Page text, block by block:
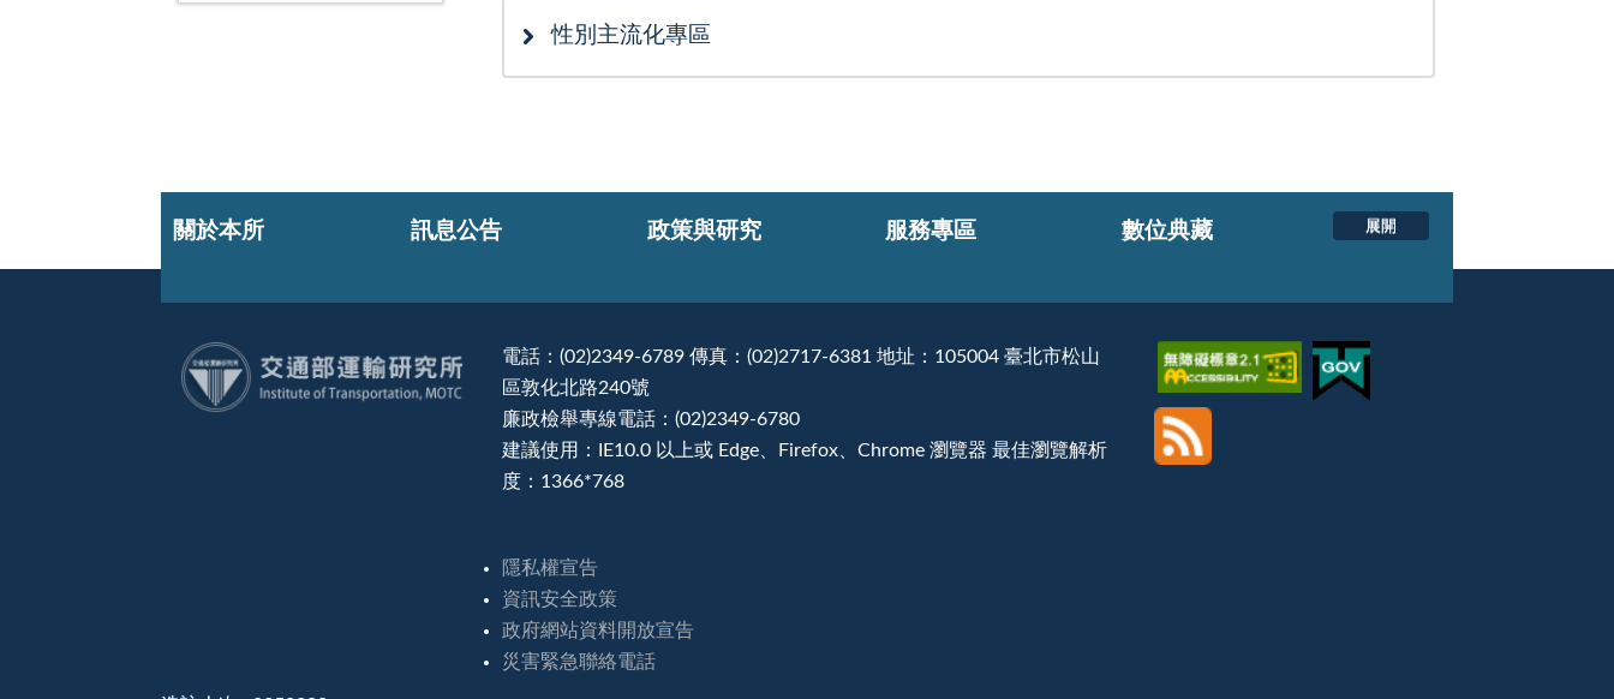
性別主流化專區
展開
關於本所 訊息公告 政策與研究 服務專區 數位典藏
電話：(02)2349-6789 傳真：(02)2717-6381 地址：105004 臺北市松山
區敦化北路240號
廉政檢舉專線電話：(02)2349-6780
建議使用：IE10.0 以上或 Edge、Firefox、Chrome 瀏覽器 最佳瀏覽解析
度：1366*768
隱私權宣告
資訊安全政策
政府網站資料開放宣告
災害緊急聯絡電話